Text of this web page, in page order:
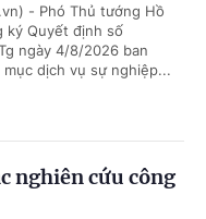
- Phó Thủ tướng Hồ
ký Quyết định số
ngày 4/8/2026 ban
mục dịch vụ sự nghiệp...
nghiên cứu công